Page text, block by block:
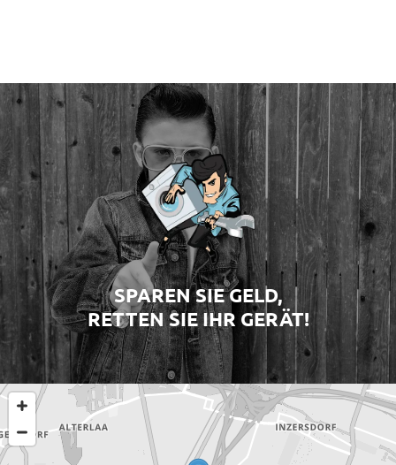
SPAREN SIE GELD,
RETTEN SIE IHR GERÄT!